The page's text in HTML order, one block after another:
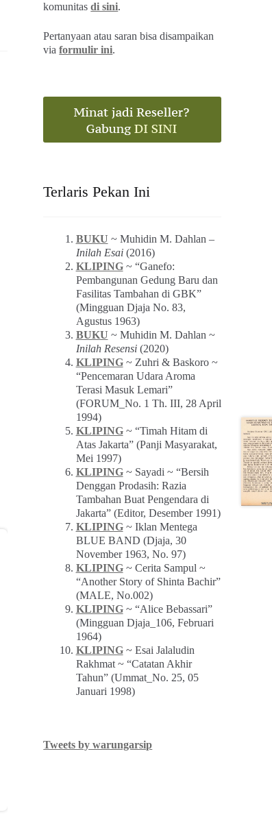
komunitasdi sini.
Pertanyaan atau saran bisa disampaikan
viaformulir ini.
Terlaris Pekan Ini
BUKU ~ Muhidin M. Dahlan –
Inilah Esai(2016)
KLIPING~ “Ganefo:
Pembangunan Gedung Baru dan
Fasilitas Tambahan di GBK”
(Mingguan Djaja No. 83,
Agustus 1963)
BUKU ~ Muhidin M. Dahlan ~
Inilah Resensi(2020)
KLIPING~ Zuhri & Baskoro ~
“Pencemaran Udara Aroma
Terasi Masuk Lemari”
(FORUM_No. 1 Th. III, 28 April
1994)
KLIPING~ “Timah Hitam di
Atas Jakarta” (Panji Masyarakat,
Mei 1997)
KLIPING~ Sayadi ~ “Bersih
Denggan Prodasih: Razia
Tambahan Buat Pengendara di
Jakarta” (Editor, Desember 1991)
KLIPING~ Iklan Mentega
BLUE BAND (Djaja, 30
November 1963, No. 97)
KLIPING~ Cerita Sampul ~
“Another Story of Shinta Bachir”
(MALE, No.002)
KLIPING~ “Alice Bebassari”
(Mingguan Djaja_106, Februari
1964)
KLIPING~ Esai Jalaludin
Rakhmat ~ “Catatan Akhir
Tahun” (Ummat_No. 25, 05
Januari 1998)
Tweets by warungarsip